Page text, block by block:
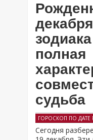
полная
судьба
ГОРОСКОП ПО
Сегодня